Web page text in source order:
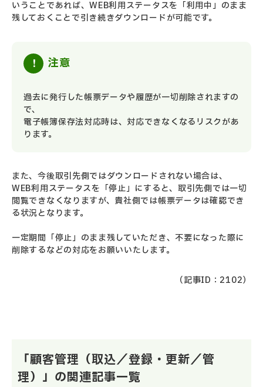
いうことであれば、WEB利用ステータスを「利用中」のまま
残しておくことで引き続きダウンロードが可能です。
注意
過去に発行した帳票データや履歴が一切削除されますの
で、
電子帳簿保存法対応時は、対応できなくなるリスクがあ
ります。
また、今後取引先側ではダウンロードされない場合は、
WEB利用ステータスを「停止」にすると、取引先側では一切
閲覧できなくなりますが、貴社側では帳票データは確認でき
る状況となります。
一定期間「停止」のまま残していただき、不要になった際に
削除するなどの対応をお願いいたします。
（記事ID：2102）
「顧客管理（取込／登録・更新／管
理）」の関連記事一覧